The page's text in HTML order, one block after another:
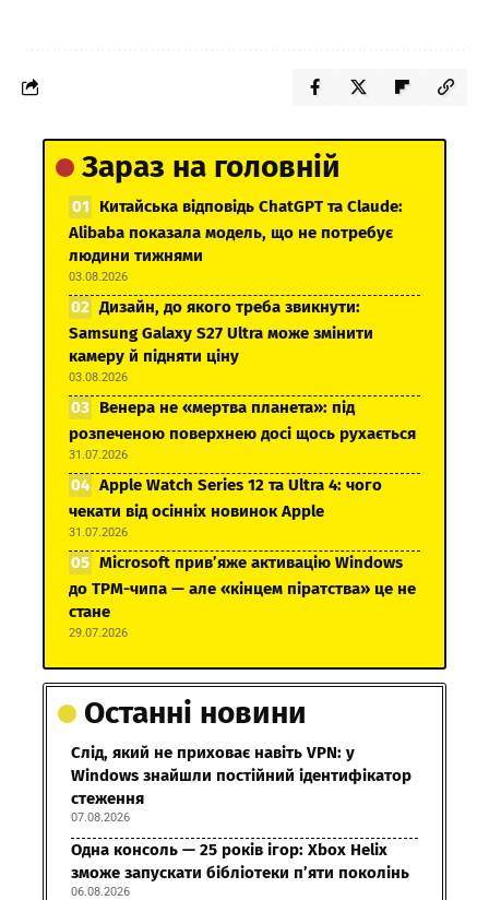
Зараз на головній
Китайська відповідь ChatGPT та Claude:
Alibaba показала модель, що не потребує
людини тижнями
03.08.2026
Дизайн, до якого треба звикнути:
Samsung Galaxy S27 Ultra може змінити
камеру й підняти ціну
03.08.2026
Венера не «мертва планета»: під
розпеченою поверхнею досі щось рухається
31.07.2026
Apple Watch Series 12 та Ultra 4: чого
чекати від осінніх новинок Apple
31.07.2026
Microsoft прив’яже активацію Windows
до TPM-чипа — але «кінцем піратства» це не
стане
29.07.2026
Останні новини
Слід, який не приховає навіть VPN: у
Windows знайшли постійний ідентифікатор
стеження
07.08.2026
Одна консоль — 25 років ігор: Xbox Helix
зможе запускати бібліотеки п’яти поколінь
06.08.2026